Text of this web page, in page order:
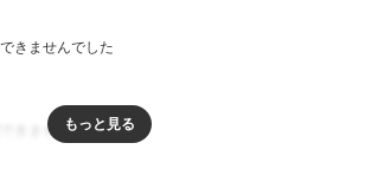
お部屋はシンプルですが居心地
も素敵でした！